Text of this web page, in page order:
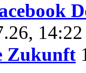
Zukunft